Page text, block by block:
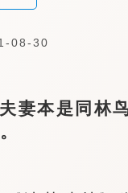
08-30
本是同林鸟